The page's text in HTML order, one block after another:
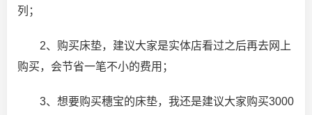
列；
2、购买床垫，建议大家是实体店看过之后再去网上
购买，会节省一笔不小的费用；
3、想要购买穗宝的床垫，我还是建议大家购买3000